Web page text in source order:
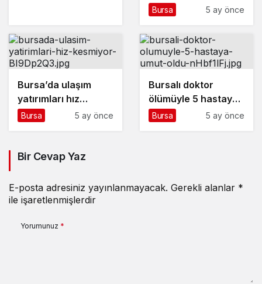
tanıtımı ve güvenlik
Bursa 5 ay önce
Bursa’da ulaşım
yatırımları hız
kesmiyor
Bursa 5 ay önce
Bursalı doktor
ölümüyle 5 hastaya
umut oldu
Bursa 5 ay önce
Bir Cevap Yaz
E-posta adresiniz yayınlanmayacak. Gerekli alanlar *
ile işaretlenmişlerdir
Yorumunuz *